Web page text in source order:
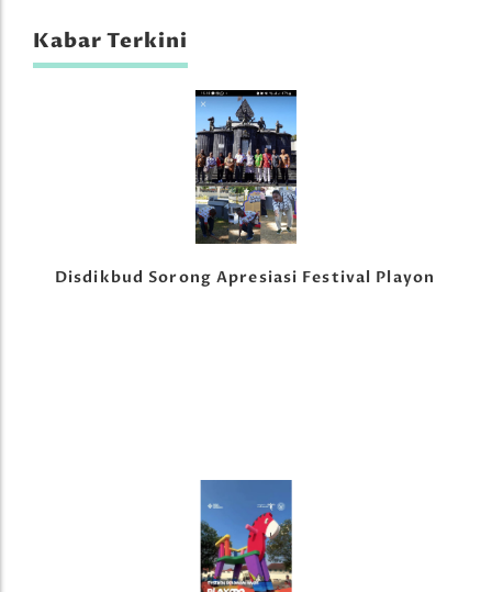
Kabar Terkini
Disdikbud Sorong Apresiasi Festival Playon